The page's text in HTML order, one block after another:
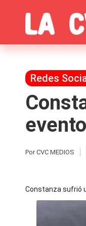
contenidoC
o
p
u
c
h
de
la
farándula,
Realitys,
Brava,
Hermano
Exclusivas
Publicada
en
Redes
PorCVC MEDIOS
Constanza sufrió